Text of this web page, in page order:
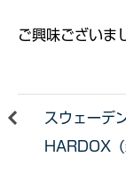
ご興味ございま
スウェーデ
HARDOX（